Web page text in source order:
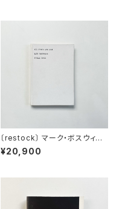
〔restock〕 マーク・ボスウィッ
ク Mark Borthwick | ALL EV
ENTS ARE EVEN
¥20,900